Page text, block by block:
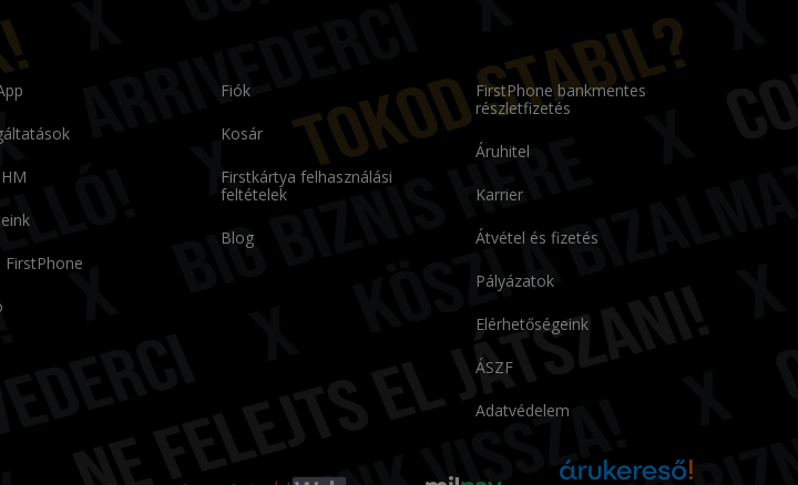
FirstPhone
Fiók
Kosár
Firstkártya felhasználási
feltételek
Blog
FirstPhone bankmentes
részletfizetés
Áruhitel
Karrier
Átvétel és fizetés
Pályázatok
Elérhetőségeink
ÁSZF
Adatvédelem